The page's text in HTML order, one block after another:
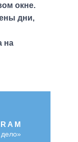
окне.
дни,
на